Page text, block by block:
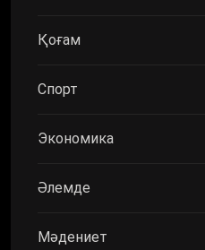
Қоғам
Спорт
Экономика
Әлемде
Мәдениет